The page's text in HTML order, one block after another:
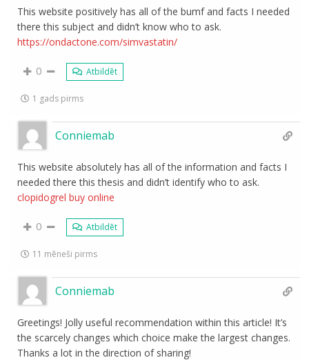
This website positively has all of the bumf and facts I needed
there this subject and didn’t know who to ask.
https://ondactone.com/simvastatin/
0 Atbildēt
1 gads pirms
Conniemab
This website absolutely has all of the information and facts I
needed there this thesis and didn’t identify who to ask.
clopidogrel buy online
0 Atbildēt
11 mēneši pirms
Conniemab
Greetings! Jolly useful recommendation within this article! It’s
the scarcely changes which choice make the largest changes.
Thanks a lot in the direction of sharing!